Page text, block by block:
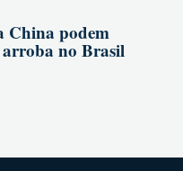
China podem
no Brasil